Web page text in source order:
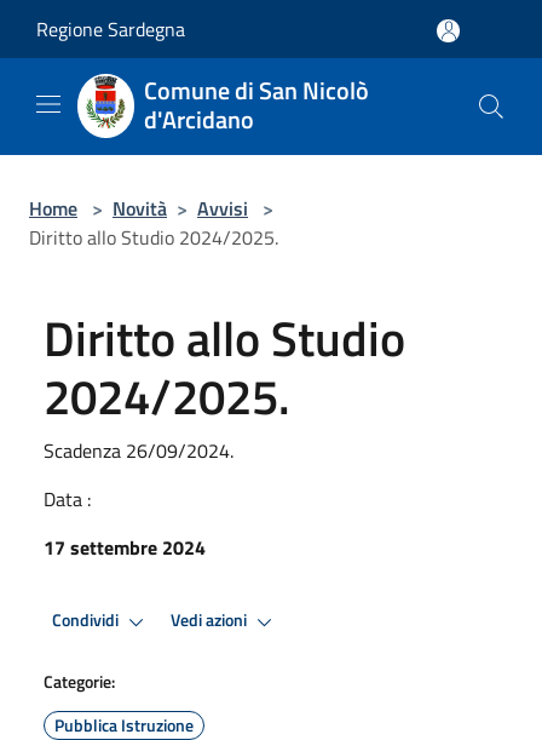
Regione Sardegna
Comune di San Nicolò
d'Arcidano
Home > Novità > Avvisi >
Diritto allo Studio 2024/2025.
Diritto allo Studio
2024/2025.
Scadenza 26/09/2024.
Data :
17 settembre 2024
Condividi Vedi azioni
Categorie:
Pubblica Istruzione